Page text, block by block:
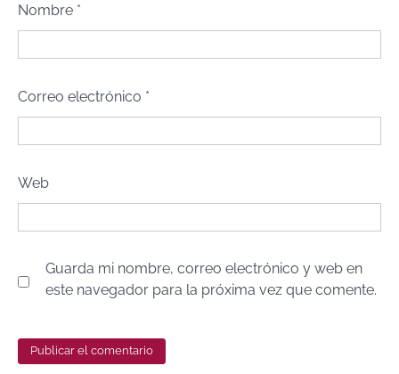
Nombre *
Correo electrónico *
Web
Guarda mi nombre, correo electrónico y web en
este navegador para la próxima vez que comente.